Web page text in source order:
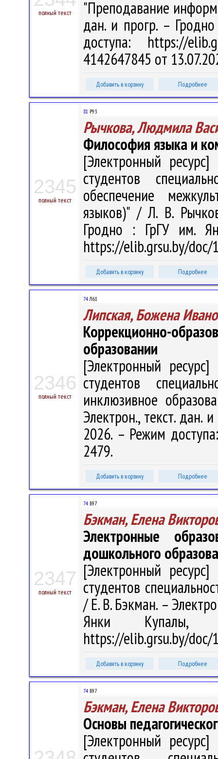
полный текст
"Преподавание
дан. и прогр. –
доступа: https://
4142647845 от
Добавить в корзину Подробнее
2345
полный текст
81 Р93
Рычкова, Людмила
Философия языка и
[Электронный
студентов
обеспечение
языков)" / Л. В.
Гродно : ГрГУ им.
https://elib.grsu.by/doc/
Добавить в корзину Подробнее
2346
полный текст
74Л61
Липская, Божена
Коррекционно-
образовании
[Электронный
студентов
инклюзивное
Электрон., текст. дан.
2026. – Режим
2479.
Добавить в корзину Подробнее
2347
полный текст
74 Б97
Бэкман, Елена
Электронные
дошкольного
[Электронный
студентов
/ Е. В. Бэкман. –
Янки
https://elib.grsu.by/
Добавить в корзину Подробнее
74 Б97
Бэкман, Елена
Основы
[Электронный